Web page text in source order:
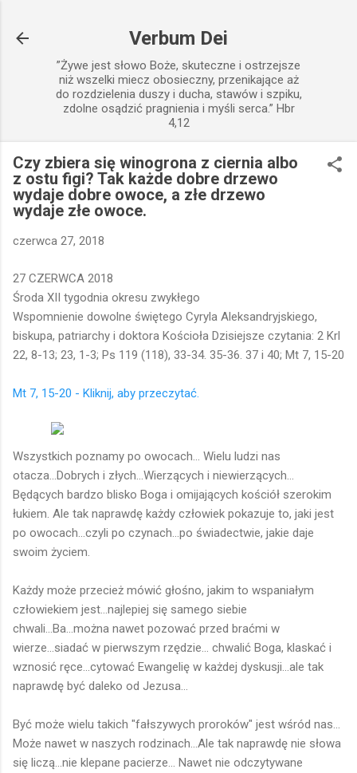
Verbum Dei
”Żywe jest słowo Boże, skuteczne i ostrzejsze
niż wszelki miecz obosieczny, przenikające aż
do rozdzielenia duszy i ducha, stawów i szpiku,
zdolne osądzić pragnienia i myśli serca.” Hbr
4,12
Czy zbiera się winogrona z ciernia albo
z ostu figi? Tak każde dobre drzewo
wydaje dobre owoce, a złe drzewo
wydaje złe owoce.
czerwca 27, 2018
27 CZERWCA 2018
Środa XII tygodnia okresu zwykłego
Wspomnienie dowolne świętego Cyryla Aleksandryjskiego,
biskupa, patriarchy i doktora Kościoła Dzisiejsze czytania: 2 Krl
22, 8-13; 23, 1-3; Ps 119 (118), 33-34. 35-36. 37 i 40; Mt 7, 15-20
Mt 7, 15-20 - Kliknij, aby przeczytać.
Wszystkich poznamy po owocach... Wielu ludzi nas
otacza...Dobrych i złych...Wierzących i niewierzących...
Będących bardzo blisko Boga i omijających kościół szerokim
łukiem. Ale tak naprawdę każdy człowiek pokazuje to, jaki jest
po owocach...czyli po czynach...po świadectwie, jakie daje
swoim życiem.
Każdy może przecież mówić głośno, jakim to wspaniałym
człowiekiem jest...najlepiej się samego siebie
chwali...Ba...można nawet pozować przed braćmi w
wierze...siadać w pierwszym rzędzie... chwalić Boga, klaskać i
wznosić ręce...cytować Ewangelię w każdej dyskusji...ale tak
naprawdę być daleko od Jezusa...
Być może wielu takich "fałszywych proroków" jest wśród nas...
Może nawet w naszych rodzinach...Ale tak naprawdę nie słowa
się liczą...nie klepane pacierze... Nawet nie odczytywane